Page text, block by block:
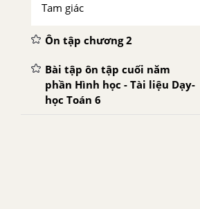
Tam giác
Ôn tập chương 2
Bài tập ôn tập cuối năm
phần Hình học - Tài liệu Dạy-
học Toán 6